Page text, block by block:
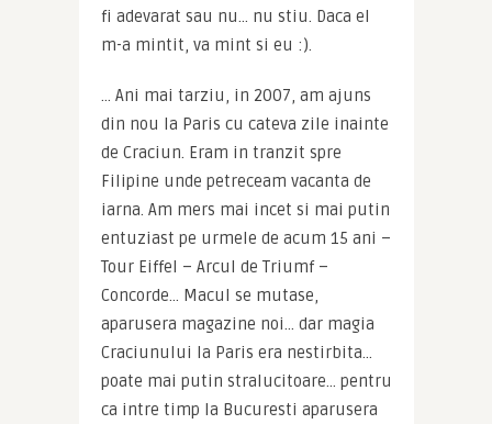
fi adevarat sau nu… nu stiu. Daca el
m-a mintit, va mint si eu :).
… Ani mai tarziu, in 2007, am ajuns
din nou la Paris cu cateva zile inainte
de Craciun. Eram in tranzit spre
Filipine unde petreceam vacanta de
iarna. Am mers mai incet si mai putin
entuziast pe urmele de acum 15 ani –
Tour Eiffel – Arcul de Triumf –
Concorde… Macul se mutase,
aparusera magazine noi… dar magia
Craciunului la Paris era nestirbita…
poate mai putin stralucitoare… pentru
ca intre timp la Bucuresti aparusera